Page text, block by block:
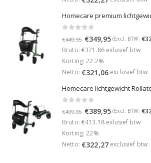
€449,95 Oorspronkelijke
prijs
was:
€449,95.
€349,95Huidige
prijs
€349,95.
(Excl. BTW: €
Bruto: €371.86 exlusief btw
Korting: 22.2%
Netto: €321,06exclusief btw
out of 5
€499,95 Oorspronkelijke
prijs
was:
€499,95.
€389,95Huidige
prijs
€389,95.
(Excl. BTW: €
Bruto: €413.18 exlusief btw
Korting: 22%
Netto: €322,27exclusief btw